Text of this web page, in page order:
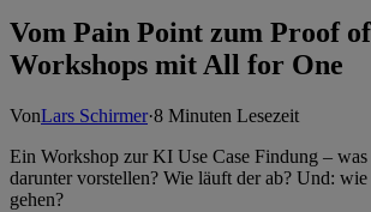
Vom Pain Point zum Proof
Workshops mit All for One
VonLars Schirmer·8 Minuten Lesezeit
Ein Workshop zur KI Use Case Findung – was
darunter vorstellen? Wie läuft der ab? Und:
gehen?